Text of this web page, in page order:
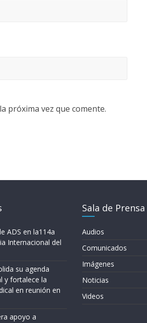
próxima vez que comente.
ADS en la114a
Internacional del
su agenda
y fortalece la
en reunión en
apoyo a
Sala de Prensa
Audios
Comunicados
Imágenes
Noticias
Videos